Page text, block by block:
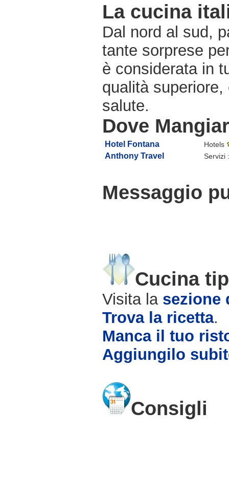
La cucina
Dal nord al sud,
tante sorprese
è considerata in
qualità
salute.
Dove
Hotel Fontana Hotels
Anthony Travel Servizi
Messaggio
Cucina
Visita la sezione
Trova la ricetta.
Manca il tuo
Aggiungilo
Consigli